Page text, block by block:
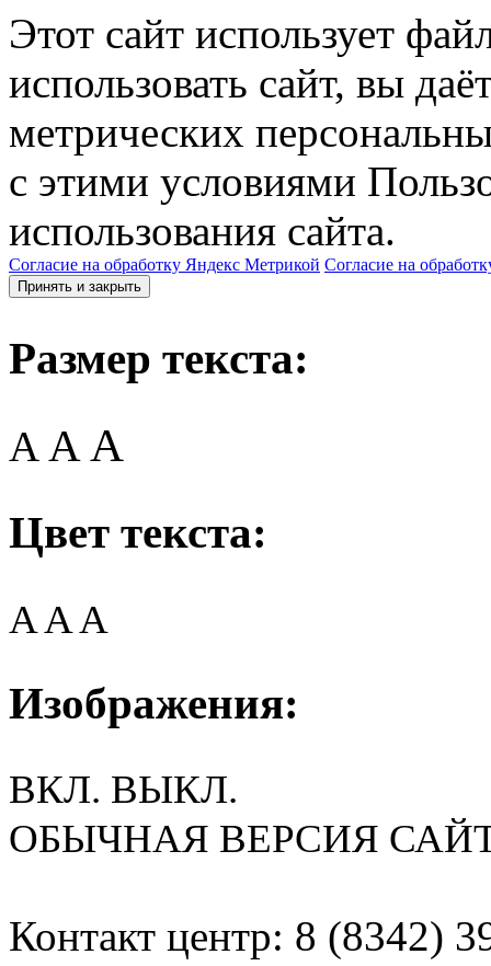
Этот сайт использует
использовать сайт, вы
метрических
с этими условиями
использования сайта.
Согласие на обработку Яндекс Метрикой Согласие на
Принять и закрыть
Размер текста:
A AA
Цвет текста:
AAA
Изображения:
ВКЛ. ВЫКЛ.
ОБЫЧНАЯ ВЕРСИЯ
Контакт центр: 8 (8342)